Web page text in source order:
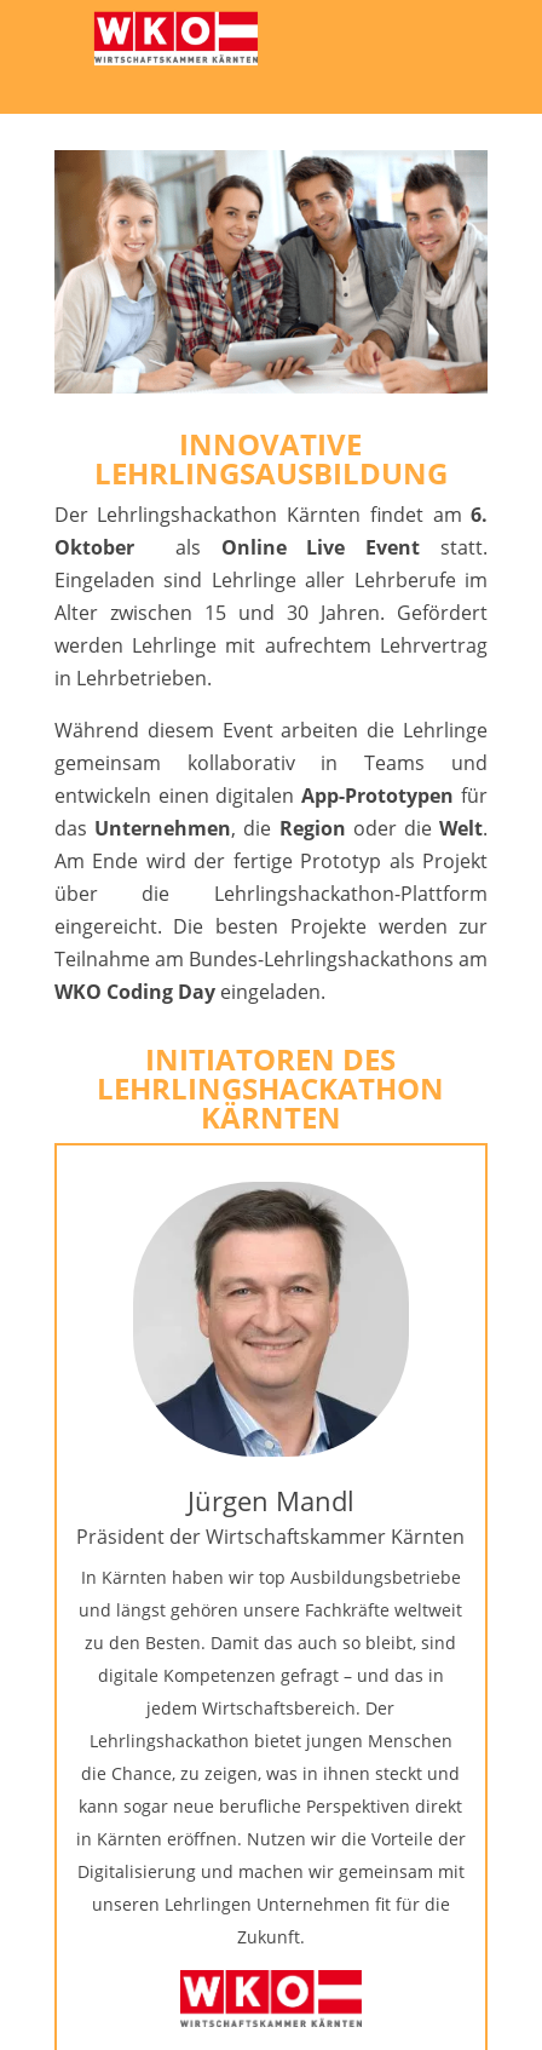
INNOVATIVE
LEHRLINGSAUSBILDUNG
Der Lehrlingshackathon Kärnten findet am6.
Oktober
als Online Live Event statt.
Eingeladen sind Lehrlinge aller Lehrberufe im
Alter zwischen 15 und 30 Jahren. Gefördert
werden Lehrlinge mit aufrechtem Lehrvertrag
in Lehrbetrieben.
Während diesem Event arbeiten die Lehrlinge
gemeinsam kollaborativ in Teams und
entwickeln einen digitalenApp-Prototypen für
das Unternehmen, die Region oder dieWelt.
Am Ende wird der fertige Prototyp als Projekt
über die Lehrlingshackathon-Plattform
eingereicht. Die besten Projekte werden zur
Teilnahme am Bundes-Lehrlingshackathons am
WKO Coding Dayeingeladen.
INITIATOREN DES
LEHRLINGSHACKATHON
KÄRNTEN
Jürgen Mandl
Präsident der Wirtschaftskammer Kärnten
In Kärnten haben wir top Ausbildungsbetriebe
und längst gehören unsere Fachkräfte weltweit
zu den Besten. Damit das auch so bleibt, sind
digitale Kompetenzen gefragt – und das in
jedem Wirtschaftsbereich. Der
Lehrlingshackathon bietet jungen Menschen
die Chance, zu zeigen, was in ihnen steckt und
kann sogar neue berufliche Perspektiven direkt
in Kärnten eröffnen. Nutzen wir die Vorteile der
Digitalisierung und machen wir gemeinsam mit
unseren Lehrlingen Unternehmen fit für die
Zukunft.